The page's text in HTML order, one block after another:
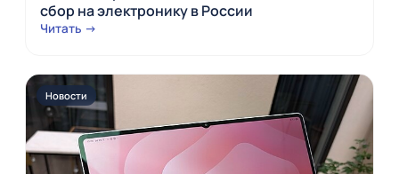
сбор на электронику в России
Читать →
Новости